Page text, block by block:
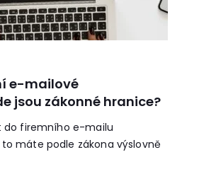
e-mailové
jsou zákonné hranice?
do firemního e-mailu
máte podle zákona výslovně